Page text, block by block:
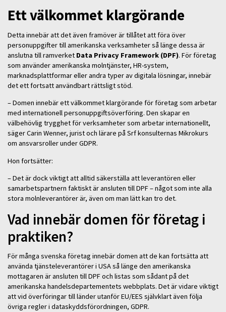
Ett välkommet klargörande
Detta innebär att det även framöver är tillåtet att föra över
personuppgifter till amerikanska verksamheter så länge dessa är
anslutna till ramverket Data Privacy Framework (DPF). För företag
som använder amerikanska molntjänster, HR-system,
marknadsplattformar eller andra typer av digitala lösningar, innebär
det ett fortsatt användbart rättsligt stöd.
– Domen innebär ett välkommet klargörande för företag som arbetar
med internationell personuppgiftsöverföring. Den skapar en
välbehövlig trygghet för verksamheter som arbetar internationellt,
säger Carin Wenner, jurist och lärare på Srf konsulternas Mikrokurs
om ansvarsroller under GDPR.
Hon fortsätter:
– Det är dock viktigt att alltid säkerställa att leverantören eller
samarbetspartnern faktiskt är ansluten till DPF – något som inte alla
stora molnleverantörer är, även om man lätt kan tro det.
Vad innebär domen för företag i
praktiken?
För många svenska företag innebär domen att de kan fortsätta att
använda tjänsteleverantörer i USA så länge den amerikanska
mottagaren är ansluten till DPF och listas som sådant på det
amerikanska handelsdepartementets webbplats. Det är vidare viktigt
att vid överföringar till länder utanför EU/EES självklart även följa
övriga regler i dataskyddsförordningen, GDPR.